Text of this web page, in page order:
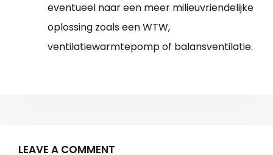
eventueel naar een meer milieuvriendelijke
oplossing zoals een WTW,
ventilatiewarmtepomp of balansventilatie.
LEAVE A COMMENT